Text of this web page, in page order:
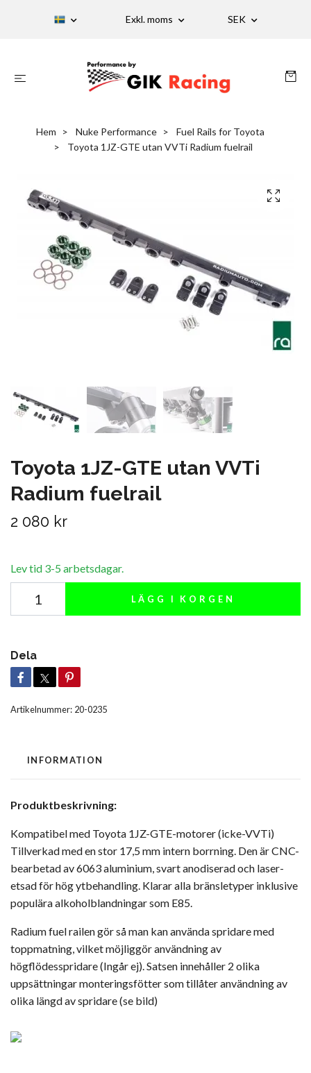
Exkl. moms SEK
Hem Nuke Performance
Fuel Rails for Toyota
Toyota 1JZ-GTE utan VVTi Radium fuelrail
Toyota 1JZ-GTE utan VVTi
Radium fuelrail
2 080 kr
Lev tid 3-5 arbetsdagar.
LÄGG I KORGEN
Dela
Artikelnummer: 20-0235
INFORMATION
Produktbeskrivning:
Kompatibel med Toyota 1JZ-GTE-motorer (icke-VVTi)
Tillverkad med en stor 17,5 mm intern borrning. Den är CNC-
bearbetad av 6063 aluminium, svart anodiserad och laser-
etsad för hög ytbehandling. Klarar alla bränsletyper inklusive
populära alkoholblandningar som E85.
Radium fuel railen gör så man kan använda spridare med
toppmatning, vilket möjliggör användning av
högflödesspridare (Ingår ej). Satsen innehåller 2 olika
uppsättningar monteringsfötter som tillåter användning av
olika längd av spridare (se bild)